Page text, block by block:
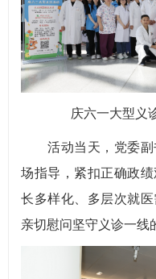
庆六一大型义
活动当天，党委副
场指导，紧扣正确政
长多样化、多层次就
亲切慰问坚守义诊一线